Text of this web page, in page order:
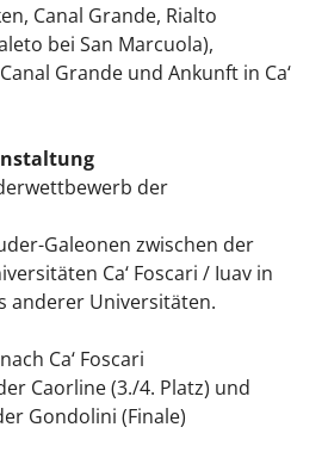
Canal Grande, Rialto
bei San Marcuola),
Grande und Ankunft in Ca‘
der
Galeonen zwischen der
Ca‘ Foscari / Iuav in
anderer Universitäten.
Ca‘ Foscari
Caorline (3./4. Platz) und
Gondolini (Finale)